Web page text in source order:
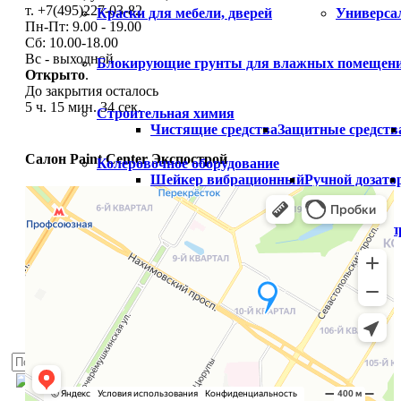
т. +7(495)227-03-82
Пн-Пт: 9.00 - 19.00
Сб: 10.00-18.00
Вс - выходной
Открыто.
До закрытия осталось
5 ч. 15 мин. 33 сек.
Салон Paint Center Экспострой
Краски для мебели, дверей
Блокирующие грунты для влажных
Строительная химия
Чистящие средстваЗащитные
Колеровочное оборудование
Шейкер вибрационныйРучной
Распродажа
Готовый цветРаспродажа краски